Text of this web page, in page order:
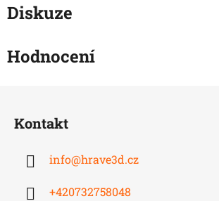
Diskuze
Hodnocení
Kontakt
info@hrave3d.cz
+420732758048